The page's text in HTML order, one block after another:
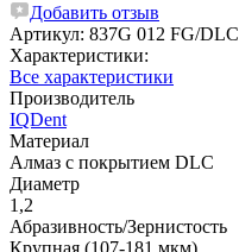
Добавить отзыв
Артикул: 837G 012 FG/DLC
Характеристики:
Все характеристики
Производитель
IQDent
Материал
Алмаз с покрытием DLC
Диаметр
1,2
Абразивность/Зернистость
Крупная (107-181 мкм)